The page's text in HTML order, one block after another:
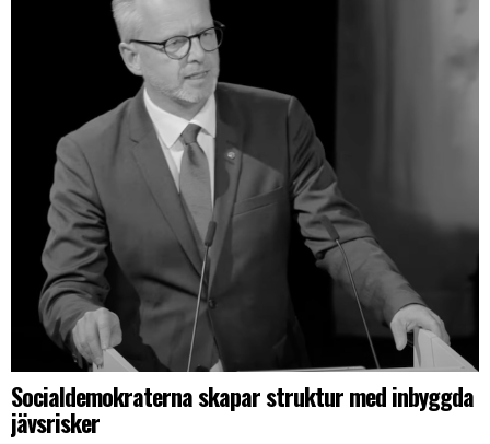
Socialdemokraterna skapar struktur med inbyggda
jävsrisker